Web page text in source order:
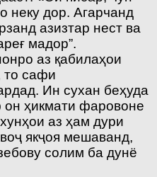
неку дор. Агарчанд
азизтар нест ва
мадор”.
аз қабилаҳои
то сафи
Ин сухан беҳуда
он ҳикмати фаровоне
аз ҳам дури
якҷоя мешаванд,
солим ба дунё